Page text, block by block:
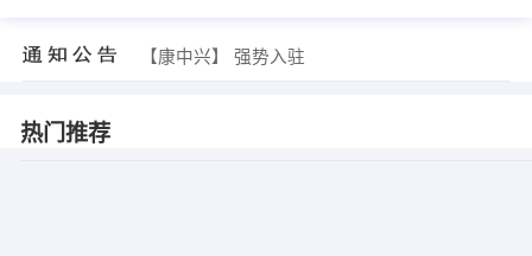
【康中兴】 强势入驻
热门推荐